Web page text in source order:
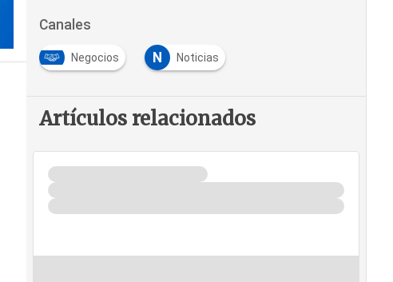
Canales
Negocios N Noticias
Artículos relacionados